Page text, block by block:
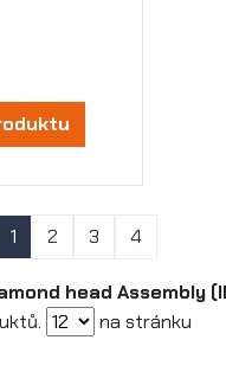
1 2 3 4
head Assembly
na stránku